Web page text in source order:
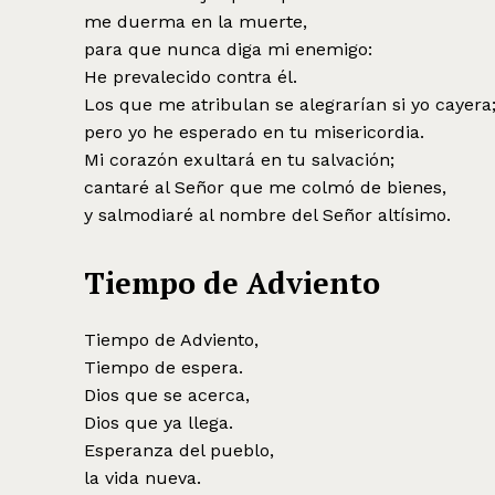
me duerma en la muerte,
para que nunca diga mi enemigo:
He prevalecido contra él.
Los que me atribulan se alegrarían si yo cayera;
pero yo he esperado en tu misericordia.
Mi corazón exultará en tu salvación;
cantaré al Señor que me colmó de bienes,
y salmodiaré al nombre del Señor altísimo.
Tiempo de Adviento
Tiempo de Adviento,
Tiempo de espera.
Dios que se acerca,
Dios que ya llega.
Esperanza del pueblo,
la vida nueva.